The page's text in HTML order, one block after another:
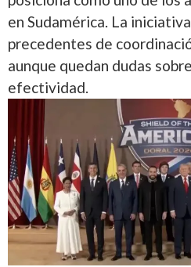
en Sudamérica. La
precedentes de
aunque quedan dudas
efectividad.